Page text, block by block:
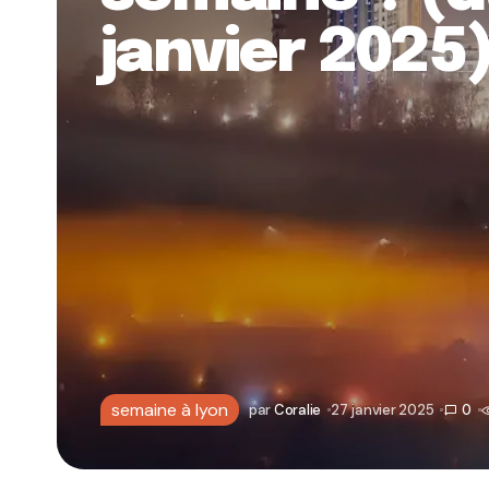
janvier
semaine à lyon parCoralie 27 janvier 2025 0